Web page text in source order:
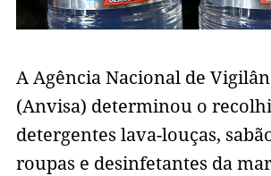
A Agência Nacional de
(Anvisa) determinou o
detergentes lava-louças,
roupas e desinfetantes da